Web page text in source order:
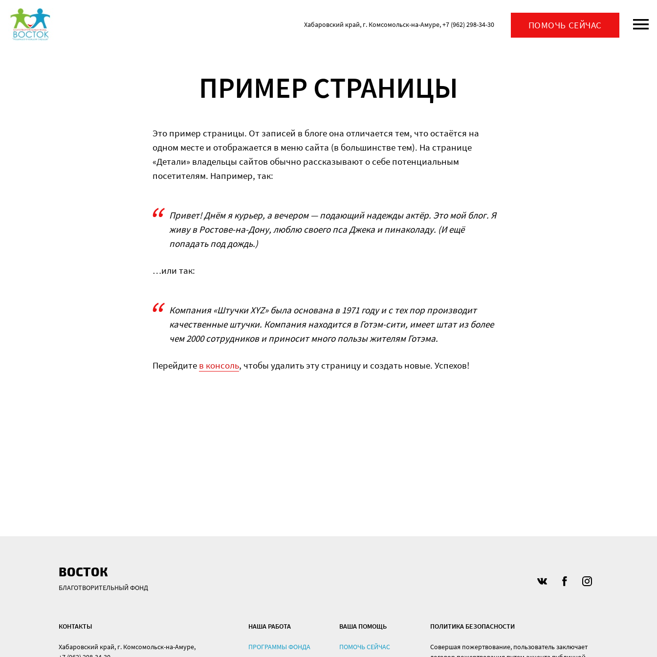
Перейти
содержанию
Хабаровский край, г. Комсомольск-на-Амуре, +7 (962) 298-34-30 ПОМОЧЬ СЕЙЧАС
ПРИМЕР СТРАНИЦЫ
Это пример страницы. От записей в блоге она отличается тем, что остаётся на
одном месте и отображается в меню сайта (в большинстве тем). На странице
«Детали» владельцы сайтов обычно рассказывают о себе потенциальным
посетителям. Например, так:
Привет! Днём я курьер, а вечером — подающий надежды актёр. Это мой блог. Я
живу в Ростове-на-Дону, люблю своего пса Джека и пинаколаду. (И ещё
попадать под дождь.)
…или так:
Компания «Штучки XYZ» была основана в 1971 году и с тех пор производит
качественные штучки. Компания находится в Готэм-сити, имеет штат из более
чем 2000 сотрудников и приносит много пользы жителям Готэма.
Перейдите в консоль, чтобы удалить эту страницу и создать новые. Успехов!
ВОСТОК
БЛАГОТВОРИТЕЛЬНЫЙ ФОНД
КОНТАКТЫ
Хабаровский край, г. Комсомольск-на-Амуре,
НАША РАБОТА
ПРОГРАММЫ ФОНДА
ВАША ПОМОЩЬ
ПОМОЧЬ СЕЙЧАС
ПОЛИТИКА БЕЗОПАСНОСТИ
Совершая пожертвование, пользователь заключает